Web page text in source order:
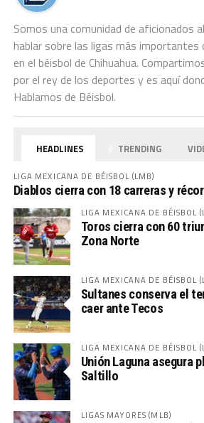
Somos una comunidad de aficionados
hablar sobre las ligas más importantes
en el béisbol de Chihuahua.
por el rey de los deportes y es aquí
Hablamos de Béisbol.
HEADLINES TRENDING
LIGA MEXICANA DE BÉISBOL (LMB)
Diablos cierra con 18 carreras y
LIGA MEXICANA DE BÉISBOL
Toros cierra con 60
Zona Norte
LIGA MEXICANA DE BÉISBOL
Sultanes conserva el
caer ante Tecos
LIGA MEXICANA DE BÉISBOL
Unión Laguna asegura
Saltillo
LIGAS MAYORES (MLB)